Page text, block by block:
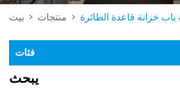
بيت > منتجات > خزانة قاعدة الطائرة
فئات
يبحث